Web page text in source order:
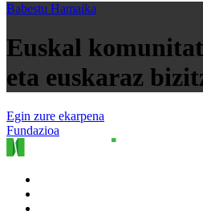
Babestu Hamaika
Euskal
eta euskaraz
Egin zure ekarpena
Fundazioa